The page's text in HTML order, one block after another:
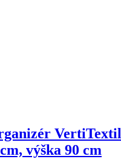
Verti
výška 90 cm